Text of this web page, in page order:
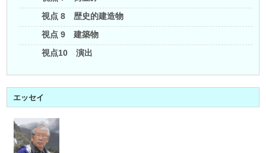
視点 8 歴史的建造物
視点 9 建築物
視点10 演出
エッセイ